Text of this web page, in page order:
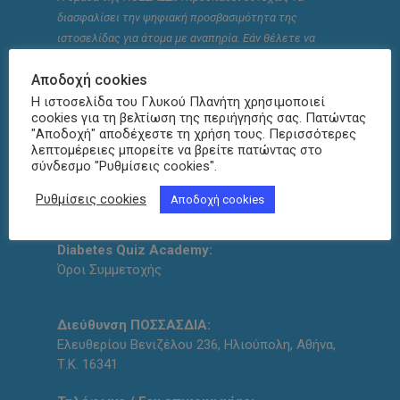
διασφαλίσει την ψηφιακή προσβασιμότητα της
ιστοσελίδας για άτομα με αναπηρία. Εάν θέλετε να
Πολιτική Απορρήτου
Πολιτική κατά της Δωροδοκίας
Χρηματοδοτούμενα Προγράμματα
Ενημέρωση για την Εποχική Γρίπη
Χρηματοδοτούμενα Προγράμματα
Προηγούμενη Έκδοση Ιστοσελδας
Diabetes Quiz Academy:
Όροι Συμμετοχής
Διεύθυνση ΠΟΣΣΑΣΔΙΑ:
Ελευθερίου Βενιζέλου 236, Ηλιούπολη, Αθήνα,
Τ.Κ. 16341
Αποδοχή cookies
Η ιστοσελίδα του Γλυκού Πλανήτη χρησιμοποιεί
cookies για τη βελτίωση της περιήγησής σας. Πατώντας
"Αποδοχή" αποδέχεστε τη χρήση τους. Περισσότερες
λεπτομέρειες μπορείτε να βρείτε πατώντας στο
σύνδεσμο "Ρυθμίσεις cookies".
Ρυθμίσεις cookies Αποδοχή cookies